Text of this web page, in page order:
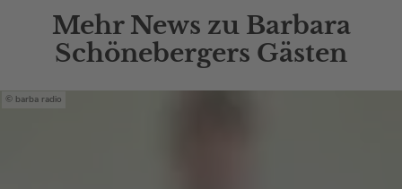
Mehr News zu Barbara
Schönebergers Gästen
barba radio